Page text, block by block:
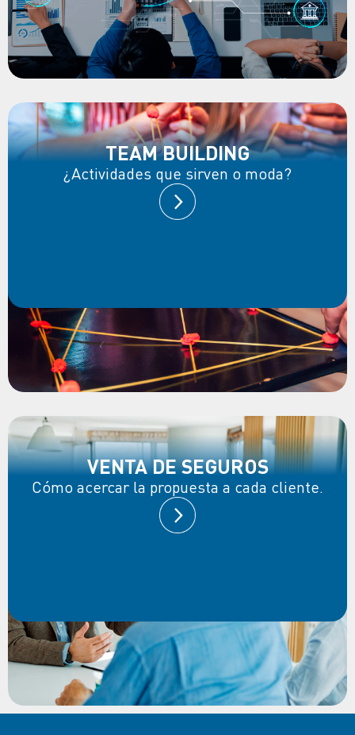
TEAM BUILDING
¿Actividades que sirven o moda?
VENTA DE SEGUROS
Cómo acercar la propuesta a cada cliente.